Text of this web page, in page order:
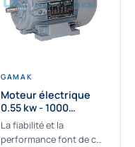
GAMAK
Moteur électrique
0.55 kw - 1000
Tr/min - 230/400V -
IE2
La fiabilité et la
performance font de ce